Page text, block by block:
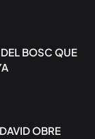
BOSC QUE
OBRE